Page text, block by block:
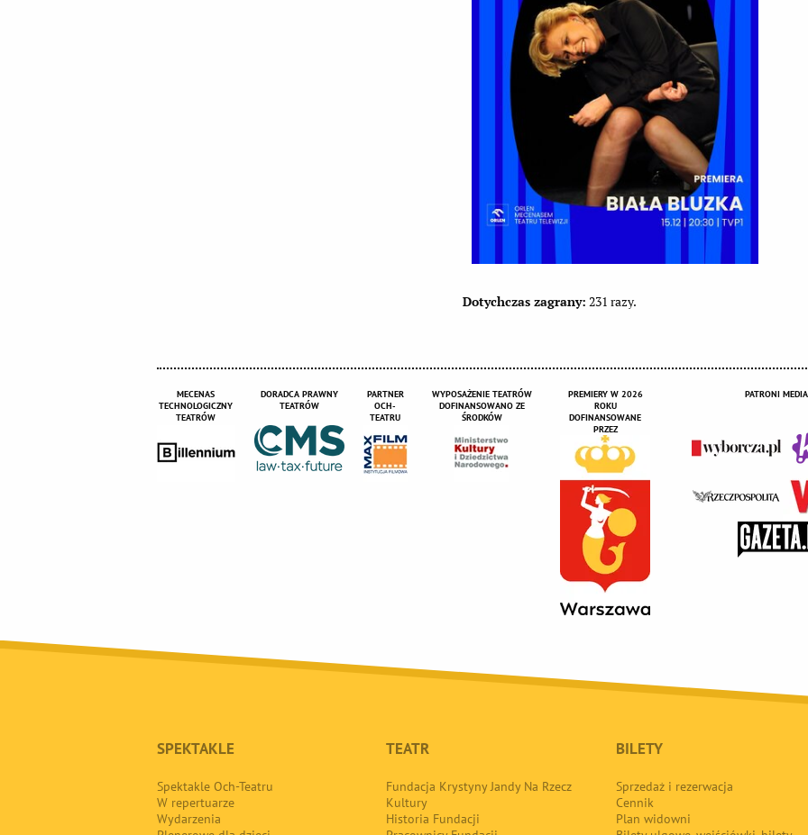
Dotychczas zagrany: 231 razy.
MECENAS
TECHNOLOGICZNY
TEATRÓW
DORADCA PRAWNY
TEATRÓW
PARTNER
OCH-
TEATRU
WYPOSAŻENIE TEATRÓW
DOFINANSOWANO ZE
ŚRODKÓW
PREMIERY W 2026
ROKU
DOFINANSOWANE
PRZEZ
PATRONI
SPEKTAKLE
Spektakle Och-Teatru
W repertuarze
Wydarzenia
TEATR
Fundacja Krystyny Jandy Na Rzecz
Kultury
Historia Fundacji
BILETY
Sprzedaż i rezerwacja
Cennik
Plan widowni